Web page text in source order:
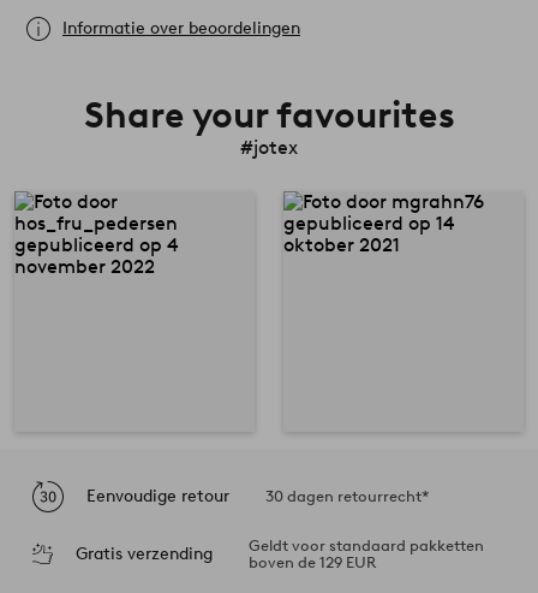
Informatie over beoordelingen
Share your favourites
#jotex
Eenvoudige retour 30 dagen retourrecht*
Gratis verzending
Geldt voor standaard pakketten
boven de 129 EUR